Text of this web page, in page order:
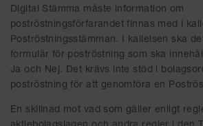
Digital Stämma måste information om
poströstningsförfarandet finnas med i
Poströstningsstämman. I kallelsen ska
formulär för poströstning som ska
Ja och Nej. Det krävs inte stöd i
poströstning för att genomföra en
En skillnad mot vad som gäller enligt